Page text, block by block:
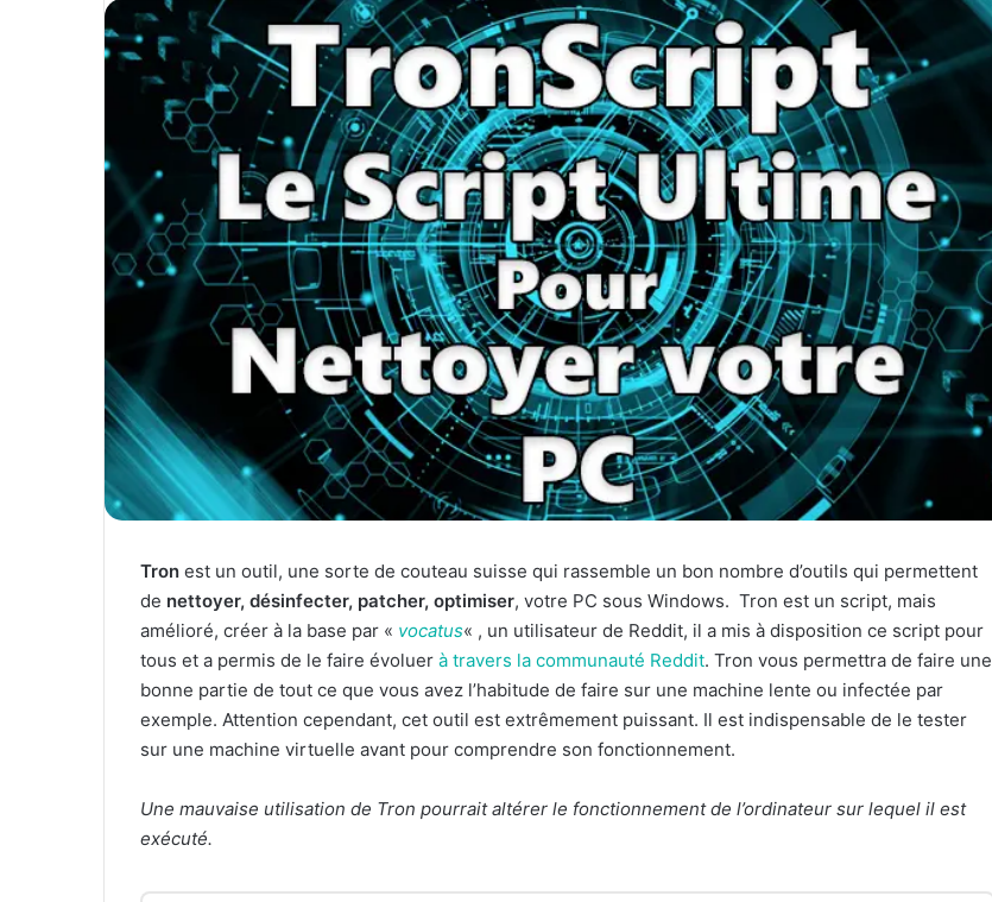
Tron est un outil, une sorte de couteau suisse qui rassemble un bon nombre d’outils qui permettent
de nettoyer, désinfecter, patcher, optimiser, votre PC sous Windows. Tron est un script, mais
amélioré, créer à la base par « vocatus« , un utilisateur de Reddit, il a mis à disposition ce script pour
tous et a permis de le faire évoluer à travers la communauté Reddit. Tron vous permettra de faire une
bonne partie de tout ce que vous avez l’habitude de faire sur une machine lente ou infectée par
exemple. Attention cependant, cet outil est extrêmement puissant. Il est indispensable de le tester
sur une machine virtuelle avant pour comprendre son fonctionnement.
Une mauvaise utilisation de Tron pourrait altérer le fonctionnement de l’ordinateur sur lequel il est
exécuté.